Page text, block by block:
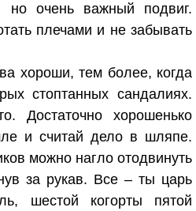
очень важный подвиг.
плечами и не забывать
хороши, тем более, когда
стоптанных сандалиях.
Достаточно хорошенько
и считай дело в шляпе.
можно нагло отодвинуть
за рукав. Все – ты царь
шестой когорты пятой